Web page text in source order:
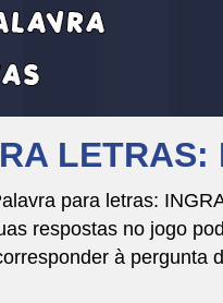
LETRAS:
para letras:
respostas no jogo
à pergunta